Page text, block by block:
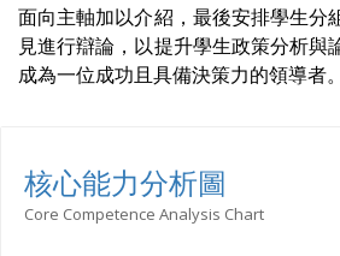
面向主軸加以介紹，最後安排學生分
見進行辯論，以提升學生政策分析與
成為一位成功且具備決策力的領導者。
核心能力分析圖
Core Competence Analysis Chart